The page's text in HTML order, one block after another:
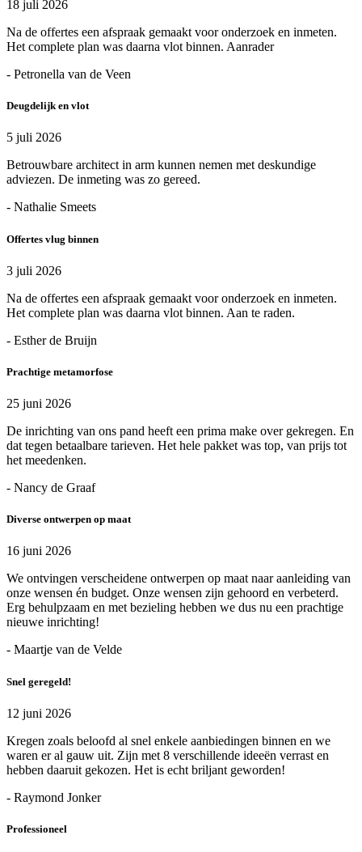
18 juli 2026
Na de offertes een afspraak gemaakt voor onderzoek en inmeten.
Het complete plan was daarna vlot binnen. Aanrader
- Petronella van de Veen
Deugdelijk en vlot
5 juli 2026
Betrouwbare architect in arm kunnen nemen met deskundige
adviezen. De inmeting was zo gereed.
- Nathalie Smeets
Offertes vlug binnen
3 juli 2026
Na de offertes een afspraak gemaakt voor onderzoek en inmeten.
Het complete plan was daarna vlot binnen. Aan te raden.
- Esther de Bruijn
Prachtige metamorfose
25 juni 2026
De inrichting van ons pand heeft een prima make over gekregen. En
dat tegen betaalbare tarieven. Het hele pakket was top, van prijs tot
het meedenken.
- Nancy de Graaf
Diverse ontwerpen op maat
16 juni 2026
We ontvingen verscheidene ontwerpen op maat naar aanleiding van
onze wensen én budget. Onze wensen zijn gehoord en verbeterd.
Erg behulpzaam en met bezieling hebben we dus nu een prachtige
nieuwe inrichting!
- Maartje van de Velde
Snel geregeld!
12 juni 2026
Kregen zoals beloofd al snel enkele aanbiedingen binnen en we
waren er al gauw uit. Zijn met 8 verschillende ideeën verrast en
hebben daaruit gekozen. Het is echt briljant geworden!
- Raymond Jonker
Professioneel